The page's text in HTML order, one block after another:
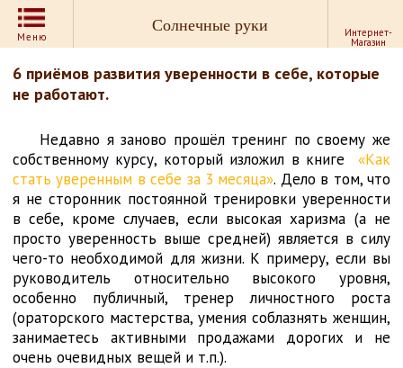
Меню
Солнечные руки Интернет-
Магазин
6 приёмов развития уверенности в себе, которые
не работают.
Недавно я заново прошёл тренинг по своему же
собственному курсу, который изложил в книге «Как
стать уверенным в себе за 3 месяца». Дело в том, что
я не сторонник постоянной тренировки уверенности
в себе, кроме случаев, если высокая харизма (а не
просто уверенность выше средней) является в силу
чего-то необходимой для жизни. К примеру, если вы
руководитель относительно высокого уровня,
особенно публичный, тренер личностного роста
(ораторского мастерства, умения соблазнять женщин,
занимаетесь активными продажами дорогих и не
очень очевидных вещей и т.п.).